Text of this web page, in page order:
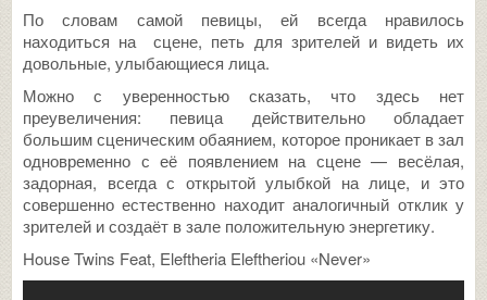
По словам самой певицы, ей всегда нравилось
находиться на сцене, петь для зрителей и видеть их
довольные, улыбающиеся лица.
Можно с уверенностью сказать, что здесь нет
преувеличения: певица действительно обладает
большим сценическим обаянием, которое проникает в зал
одновременно с её появлением на сцене — весёлая,
задорная, всегда с открытой улыбкой на лице, и это
совершенно естественно находит аналогичный отклик у
зрителей и создаёт в зале положительную энергетику.
House Twins Feat, Eleftheria Eleftheriou «Never»